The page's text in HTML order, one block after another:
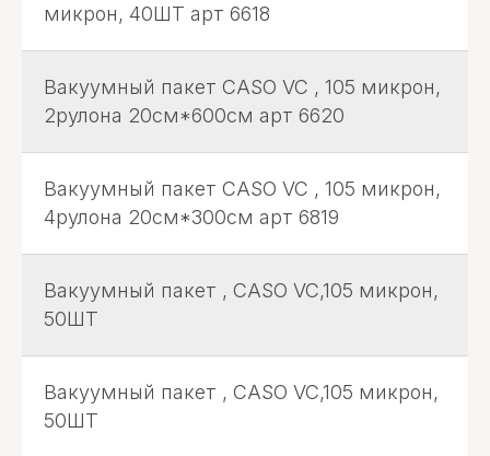
микрон, 40ШТ арт 6618
Вакуумный пакет CASO VC , 105 микрон,
2рулона 20см*600см арт 6620
Вакуумный пакет CASO VC , 105 микрон,
4рулона 20см*300см арт 6819
Вакуумный пакет , CASO VC,105 микрон,
50ШТ
Вакуумный пакет , CASO VC,105 микрон,
50ШТ